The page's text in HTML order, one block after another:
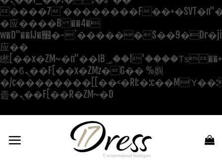
����7`��������F
�应����B ��4�
w�D"��IJ�׭�-`������S��9�Dr�ji��EJ߅��gJ�
应��
矁[��x�ZM~�n"��IB؃��!'����Тѕ��+��(m��IK�ʭ�/|
��ϐܢ��F[��x�ZMz�G�� %嬩
�/
졾�ܢ��F[��R�ZM~�D
contenuti